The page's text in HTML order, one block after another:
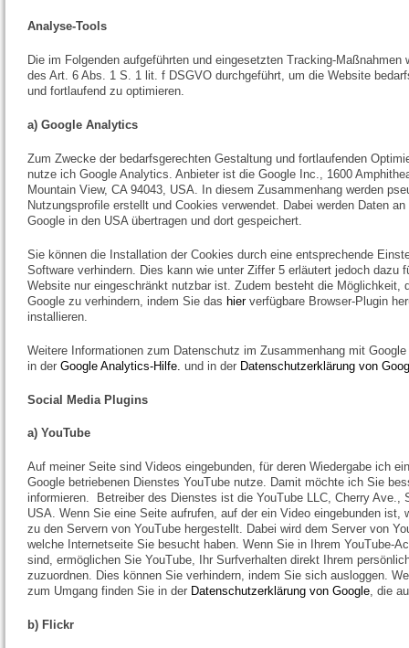
Analyse-Tool s
Die im Folgenden aufgeführten und eingesetzten Tracking-Maßnahmen
des Art. 6 Abs. 1 S. 1 lit. f DSGVO durchgeführt, um die Website
und fortlaufend zu optimieren.
a) Google Analytics
Zum Zwecke der bedarfsgerechten Gestaltung und fortlaufenden
nutze ich Google Analytics. Anbieter ist die Google Inc., 1600
Mountain View, CA 94043, USA. In diesem Zusammenhang werden
Nutzungsprofile erstellt und Cookies verwendet. Dabei werden Daten
Google in den USA übertragen und dort gespeichert.
Sie können die Installation der Cookies durch eine entsprechende
Software verhindern. Dies kann wie unter Ziffer 5 erläutert jedoch dazu
Website nur eingeschränkt nutzbar ist. Zudem besteht die Möglichkeit,
Google zu verhindern, indem Sie das hierverfügbare Browser-Plugin
installieren.
Weitere Informationen zum Datenschutz im Zusammenhang mit
in der Google Analytics-Hilfe. und in der Datenschutzerklärung von
Social Media Plugins
a) YouTube
Auf meiner Seite sind Videos eingebunden, für deren Wiedergabe ich
Google betriebenen Dienstes YouTube nutze. Damit möchte ich Sie
informieren. Betreiber des Dienstes ist die YouTube LLC, Cherry Ave.,
USA. Wenn Sie eine Seite aufrufen, auf der ein Video eingebunden ist,
zu den Servern von YouTube hergestellt. Dabei wird dem Server von
welche Internetseite Sie besucht haben. Wenn Sie in Ihrem YouTube-
sind, ermöglichen Sie YouTube, Ihr Surfverhalten direkt Ihrem
zuzuordnen. Dies können Sie verhindern, indem Sie sich ausloggen.
zum Umgang finden Sie in der Datenschutzerklärung von Google, die
b) Flickr